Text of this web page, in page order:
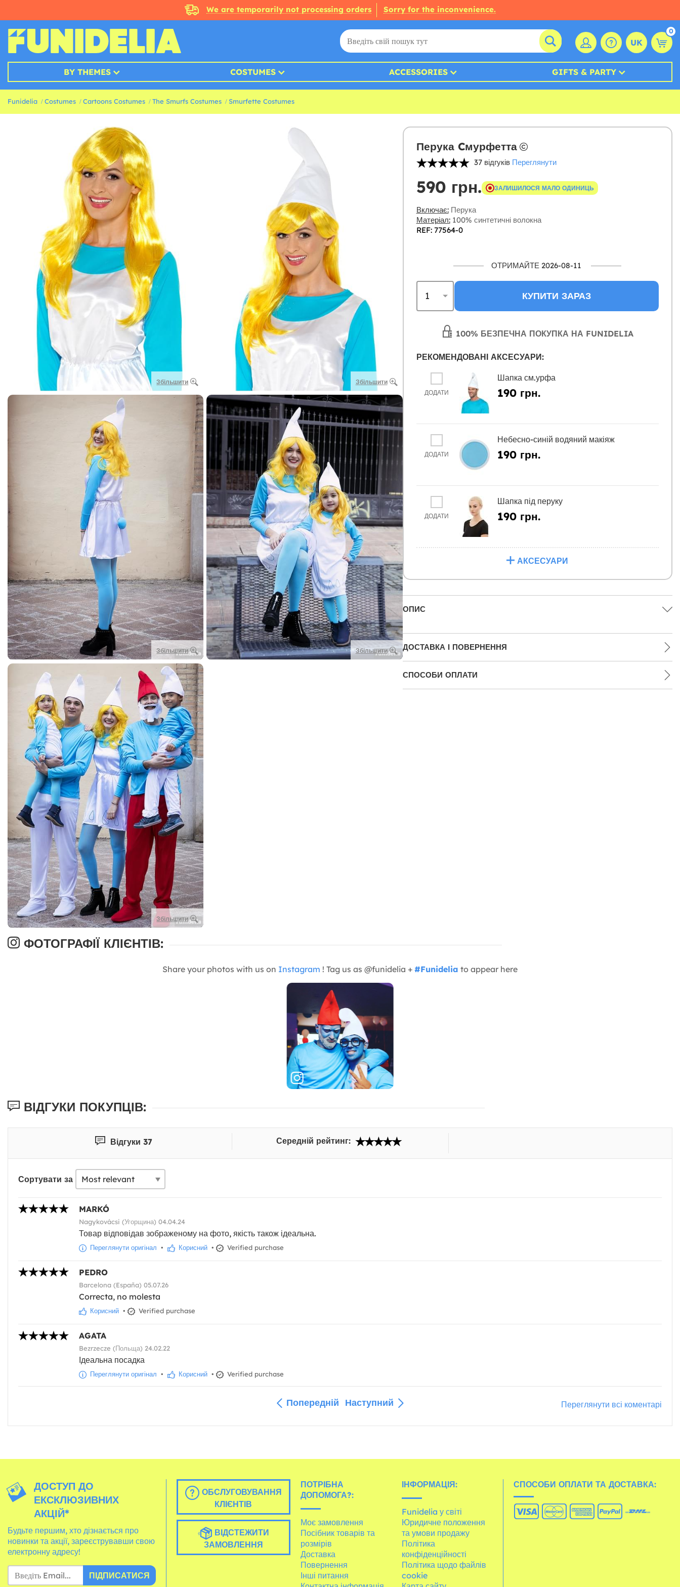
We are temporarily not processing orders Sorry for the inconvenience.
UK
0
BY THEMES COSTUMES ACCESSORIES GIFTS & PARTY
Funidelia Costumes Cartoons Costumes The Smurfs Costumes Smurfette Costumes
Збільшити Збільшити
Збільшити Збільшити
Збільшити
Перука Cмурфетта
37 відгуків Переглянути
590 грн. ЗАЛИШИЛОСЯ МАЛО ОДИНИЦЬ
Включає:Перука
Матеріал:100% синтетичні волокна
REF: 77564-0
ОТРИМАЙТЕ 2026-08-11
КУПИТИ ЗАРАЗ
100% БЕЗПЕЧНА ПОКУПКА НА FUNIDELIA
РЕКОМЕНДОВАНІ АКСЕСУАРИ:
ДОДАТИ
Шапка см.урфа
190 грн.
ДОДАТИ
Небесно-синій водяний макіяж
190 грн.
ДОДАТИ
Шапка під перуку
190 грн.
АКСЕСУАРИ
ОПИС
ДОСТАВКА І ПОВЕРНЕННЯ
СПОСОБИ ОПЛАТИ
ФОТОГРАФІЇ КЛІЄНТІВ:
Share your photos with us on Instagram ! Tag us as @funidelia + #Funidelia to appear here
ВІДГУКИ ПОКУПЦІВ:
Відгуки 37 Середній рейтинг:
Сортувати за
MARKÓ
Nagykovácsi (Угорщина) 04.04.24
Товар відповідав зображеному на фото, якість також ідеальна.
Переглянути оригінал • Корисний • Verified purchase
PEDRO
Barcelona (España) 05.07.26
Correcta, no molesta
Корисний • Verified purchase
AGATA
Bezrzecze (Польща) 24.02.22
Ідеальна посадка
Переглянути оригінал • Корисний • Verified purchase
Попередній Наступний Переглянути всі коментарі
ДОСТУП ДО
ЕКСКЛЮЗИВНИХ
АКЦІЙ*
Будьте першим, хто дізнається про
новинки та акції, зареєструвавши свою
електронну адресу!
ПІДПИСАТИСЯ
ОБСЛУГОВУВАННЯ
КЛІЄНТІВ
ВІДСТЕЖИТИ
ЗАМОВЛЕННЯ
ПОТРІБНА
ДОПОМОГА?:
Моє замовлення
Посібник товарів та
розмірів
Доставка
Повернення
Інші питання
ІНФОРМАЦІЯ:
Funidelia у світі
Юридичне положення
та умови продажу
Політика
конфіденційності
Політика щодо файлів
cookie
СПОСОБИ ОПЛАТИ ТА ДОСТАВКА: